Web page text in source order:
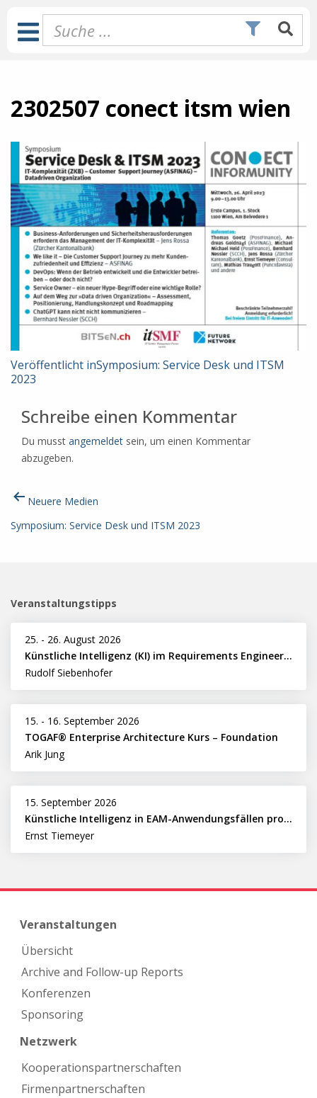
Inhalt
springen
Toggle
Navigation
2302507 conect itsm wien
Beitragsnavigation
Veröffentlicht inSymposium: Service Desk und ITSM
2023
Schreibe einen Kommentar
Du musst angemeldet sein, um einen Kommentar
abzugeben.
Beitragsnavigation
Neuere Medien
Symposium: Service Desk und ITSM 2023
Veranstaltungstipps
25. - 26. August 2026
Künstliche Intelligenz (KI) im Requirements Engineering erfolgreich einsetzen
Rudolf Siebenhofer
15. - 16. September 2026
TOGAF® Enterprise Architecture Kurs – Foundation
Arik Jung
15. September 2026
Künstliche Intelligenz in EAM-Anwendungsfällen professionell nutzen
Ernst Tiemeyer
Veranstaltungen
Übersicht
Archive and Follow-up Reports
Konferenzen
Sponsoring
Netzwerk
Kooperations­partnerschaften
Firmen­partnerschaften